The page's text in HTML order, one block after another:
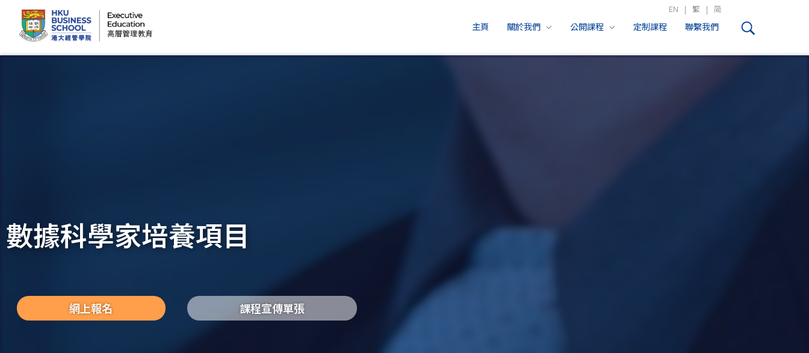
EN | 繁 | 简
主頁 關於我們 公開課程 定制課程 聯繫我們
數據科學家培養項目
網上報名 課程宣傳單張